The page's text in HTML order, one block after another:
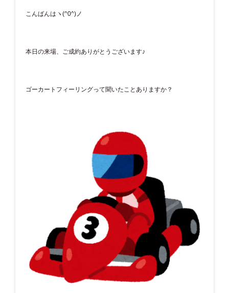
こんばんはヽ(^0^)ノ
本日の来場、ご成約ありがとうございます♪
ゴーカートフィーリングって聞いたことありますか？